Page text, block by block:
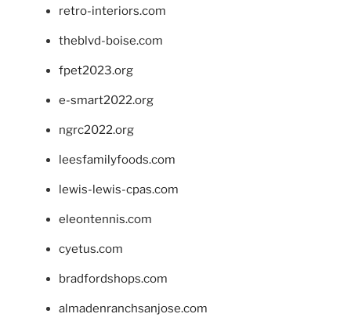
retro-interiors.com
theblvd-boise.com
fpet2023.org
e-smart2022.org
ngrc2022.org
leesfamilyfoods.com
lewis-lewis-cpas.com
eleontennis.com
cyetus.com
bradfordshops.com
almadenranchsanjose.com